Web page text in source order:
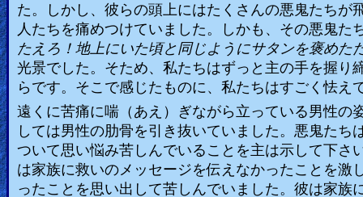
た。しかし、彼らの頭上にはたくさんの悪鬼たち
人たちを痛めつけていました。しかも、その悪鬼た
たえろ！地上にいた頃と同じようにサタンを褒めた
光景でした。そため、私たちはずっと主の手を握
らです。そこで感じたものに、私たちはすごく怯え
遠くに苦痛に喘（あえ）ぎながら立っている男性
しては男性の肋骨を引き抜いていました。悪鬼た
ついて思い悩み苦しんでいることを主は示して下
は家族に救いのメッセージを伝えなかったことを
ったことを思い出して苦しんでいました。彼は家